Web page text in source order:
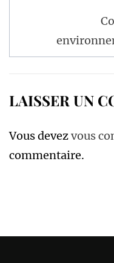
LAISSER UN
Vous devezvous
commentaire.